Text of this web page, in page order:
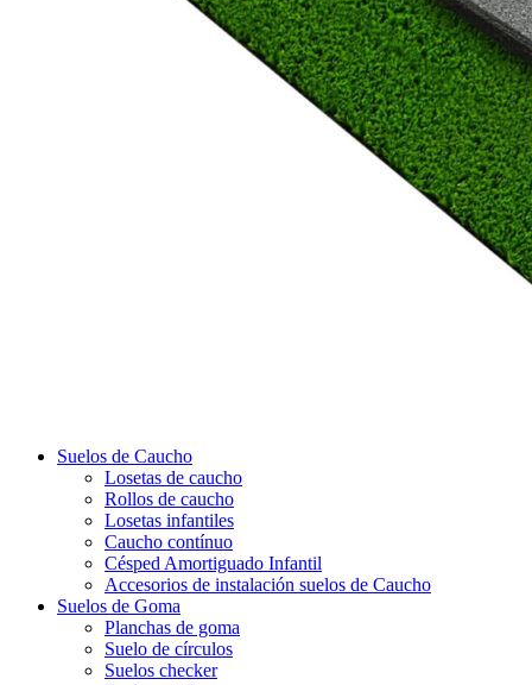
Suelos de Caucho
Losetas de caucho
Rollos de caucho
Losetas infantiles
Caucho contínuo
Césped Amortiguado Infantil
Accesorios de instalación suelos de Caucho
Suelos de Goma
Planchas de goma
Suelo de círculos
Suelos checker